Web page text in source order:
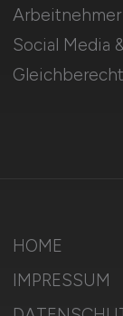
Social Media
HOME
IMPRESSUM